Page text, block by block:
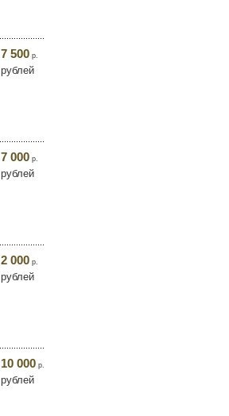
7 500 р.
рублей
7 000 р.
рублей
2 000 р.
рублей
10 000 р.
рублей